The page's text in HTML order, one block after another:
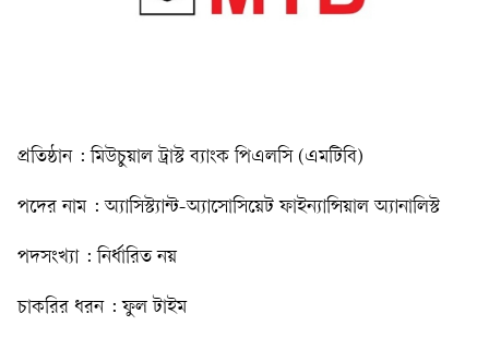
প্রতিষ্ঠান : মিউচুয়াল ট্রাস্ট ব্যাংক পিএলসি (এমটিবি)
পদের নাম : অ্যাসিস্ট্যান্ট-অ্যাসোসিয়েট ফাইন্যান্সিয়াল অ্যানালিস্ট
পদসংখ্যা : নির্ধারিত নয়
চাকরির ধরন : ফুল টাইম